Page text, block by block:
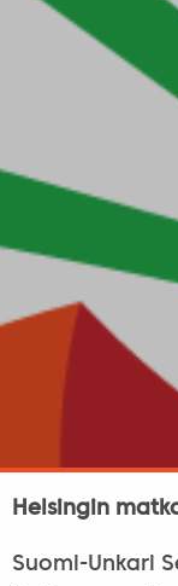
Helsingin
Suomi-Unkari